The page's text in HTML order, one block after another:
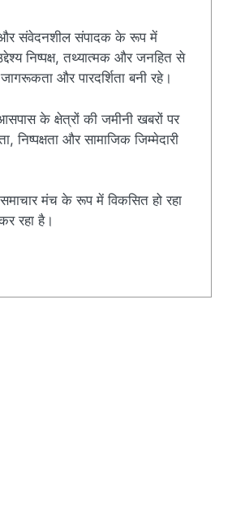
और संवेदनशील संपादक के रूप में
निष्पक्ष, तथ्यात्मक और जनहित से
और पारदर्शिता बनी रहे।
के क्षेत्रों की जमीनी खबरों पर
और सामाजिक जिम्मेदारी
मंच के रूप में विकसित हो रहा
रहा है।